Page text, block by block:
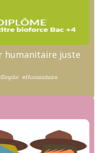
humanitaire juste
#Humanitaire